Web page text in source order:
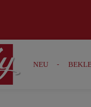
springen
NEU